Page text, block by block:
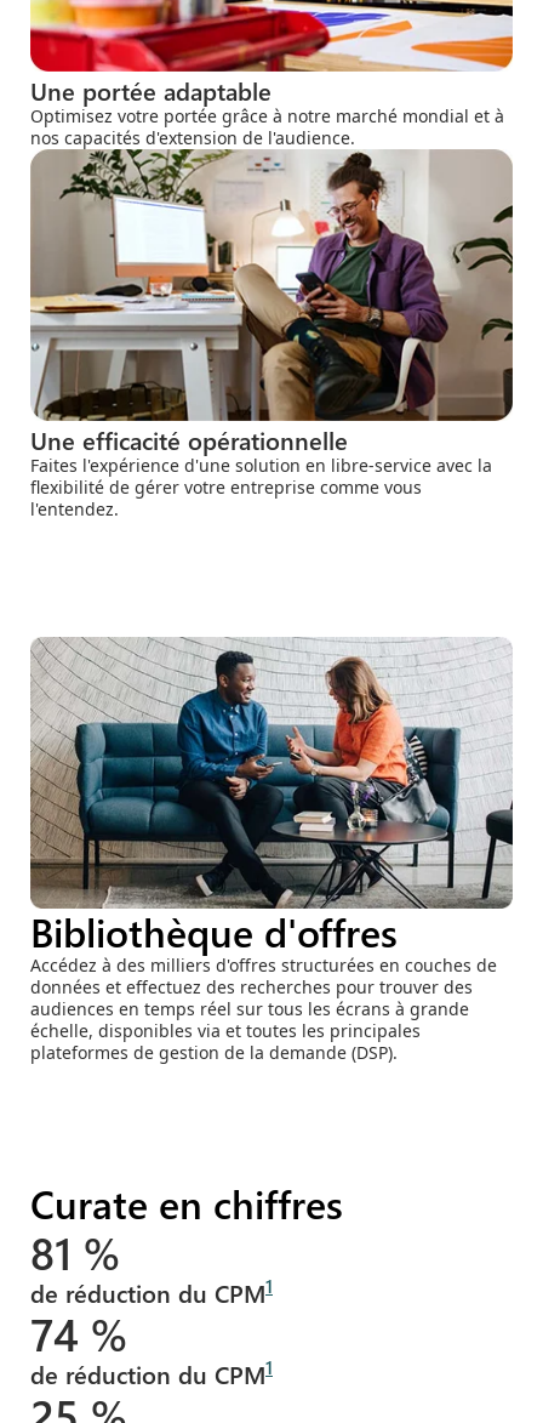
Une portée adaptable
Optimisez votre portée grâce à notre marché mondial et à
nos capacités d'extension de l'audience.
Une efficacité opérationnelle
Faites l'expérience d'une solution en libre-service avec la
flexibilité de gérer votre entreprise comme vous
l'entendez.
Bibliothèque d'offres
Accédez à des milliers d'offres structurées en couches de
données et effectuez des recherches pour trouver des
audiences en temps réel sur tous les écrans à grande
échelle, disponibles via et toutes les principales
plateformes de gestion de la demande (DSP).
Curate en chiffres
81 %
de réduction du CPM1
74 %
de réduction du CPM1